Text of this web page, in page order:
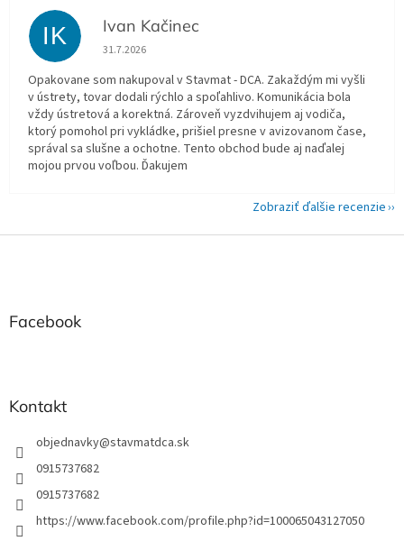
IK Ivan Kačinec
Hodnotenie obchodu je 5 z 5 hviezdičiek.
31.7.2026
Opakovane som nakupoval v Stavmat - DCA. Zakaždým mi vyšli
v ústrety, tovar dodali rýchlo a spoľahlivo. Komunikácia bola
vždy ústretová a korektná. Zároveň vyzdvihujem aj vodiča,
ktorý pomohol pri vykládke, prišiel presne v avizovanom čase,
správal sa slušne a ochotne. Tento obchod bude aj naďalej
mojou prvou voľbou. Ďakujem
Zobraziť ďalšie recenzie
Facebook
Kontakt
objednavky@stavmatdca.sk
0915737682
0915737682
https://www.facebook.com/profile.php?id=100065043127050